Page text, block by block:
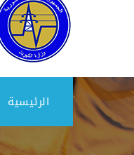
الرئيسية